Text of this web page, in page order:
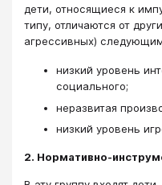
дети, относящиеся к
типу, отличаются от
агрессивных)
низкий уровень
социального;
неразвитая
низкий уровень
2. Нормативно-